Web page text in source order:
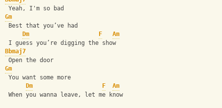
Yeah, I'm so bad
Gm
Best that you’ve had
Dm
F
Am
I guess you’re digging the show
Bbmaj7
Open the door
Gm
You want some more
Dm
F
Am
When you wanna leave, let me know